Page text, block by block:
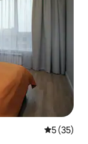
평점 5점
5 (35)